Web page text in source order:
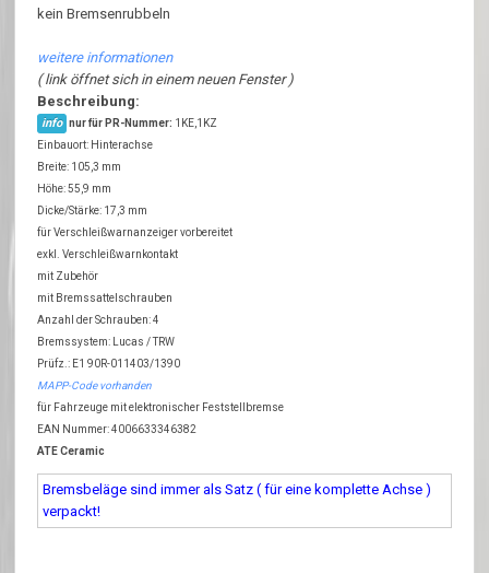
kein Bremsenrubbeln
weitere informationen
( link öffnet sich in einem neuen Fenster )
Beschreibung:
info nur für PR-Nummer: 1KE,1KZ
Einbauort: Hinterachse
Breite: 105,3 mm
Höhe: 55,9 mm
Dicke/Stärke: 17,3 mm
für Verschleißwarnanzeiger vorbereitet
exkl. Verschleißwarnkontakt
mit Zubehör
mit Bremssattelschrauben
Anzahl der Schrauben: 4
Bremssystem: Lucas / TRW
Prüfz.: E1 90R-011403/1390
MAPP-Code vorhanden
für Fahrzeuge mit elektronischer Feststellbremse
EAN Nummer: 4006633346382
ATE Ceramic
Bremsbeläge sind immer als Satz ( für eine komplette Achse )
verpackt!